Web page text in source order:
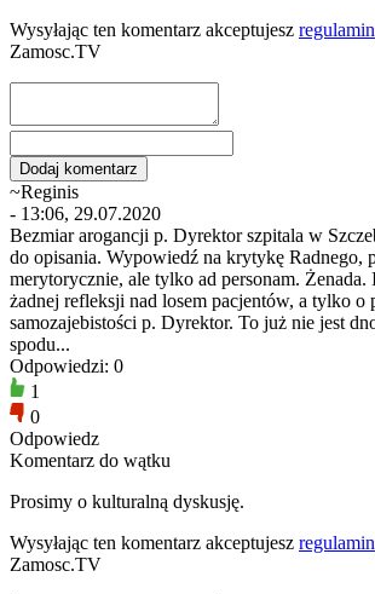
Wysyłając ten komentarz akceptujesz regulamin
Zamosc.TV
~Reginis
- 13:06, 29.07.2020
Bezmiar arogancji p. Dyrektor szpitala w
do opisania. Wypowiedź na krytykę Radnego,
merytorycznie, ale tylko ad personam. Żenada.
żadnej refleksji nad losem pacjentów, a tylko o
samozajebistości p. Dyrektor. To już nie jest
spodu...
Odpowiedzi: 0
1
0
Odpowiedz
Komentarz do wątku
Prosimy o kulturalną dyskusję.
Wysyłając ten komentarz akceptujesz regulamin
Zamosc.TV